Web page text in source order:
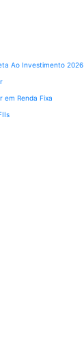
Ao Investimento 2026
em Renda Fixa